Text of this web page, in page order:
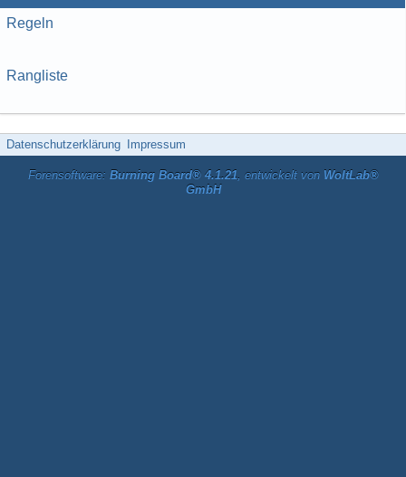
Regeln
Rangliste
Datenschutzerklärung Impressum
Forensoftware: Burning Board® 4.1.21, entwickelt von WoltLab®
GmbH